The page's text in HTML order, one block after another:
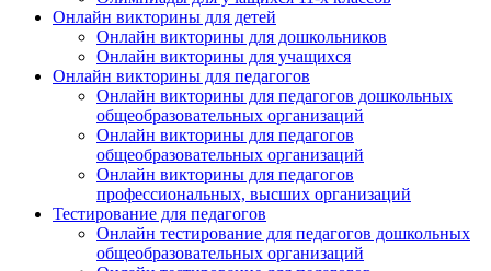
Онлайн викторины для детей
Онлайн викторины для дошкольников
Онлайн викторины для учащихся
Онлайн викторины для педагогов
Онлайн викторины для педагогов дошкольных
общеобразовательных организаций
Онлайн викторины для педагогов
общеобразовательных организаций
Онлайн викторины для педагогов
профессиональных, высших организаций
Тестирование для педагогов
Онлайн тестирование для педагогов дошкольных
общеобразовательных организаций